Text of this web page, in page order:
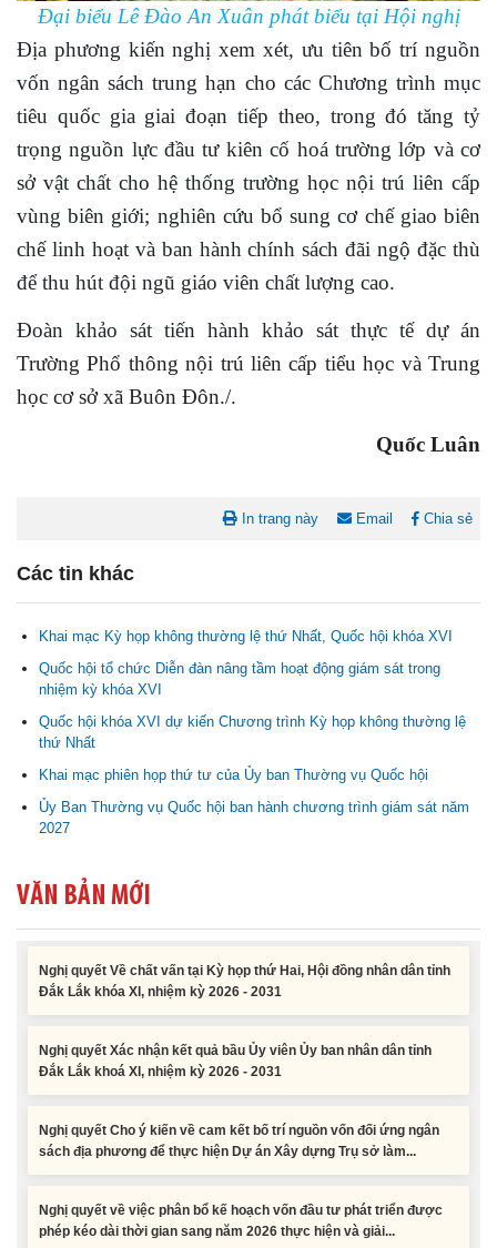
Đại biểu Lê Đào An Xuân phát biểu tại Hội nghị
Địa phương kiến nghị xem xét, ưu tiên bố trí nguồn
vốn ngân sách trung hạn cho các Chương trình mục
tiêu quốc gia giai đoạn tiếp theo, trong đó tăng tỷ
trọng nguồn lực đầu tư kiên cố hoá trường lớp và cơ
sở vật chất cho hệ thống trường học nội trú liên cấp
vùng biên giới; nghiên cứu bổ sung cơ chế giao biên
chế linh hoạt và ban hành chính sách đãi ngộ đặc thù
để thu hút đội ngũ giáo viên chất lượng cao.
Đoàn khảo sát tiến hành khảo sát thực tế dự án
Trường Phổ thông nội trú liên cấp tiểu học và Trung
học cơ sở xã Buôn Đôn./.
Quốc Luân
In trang này Email Chia sẻ
Các tin khác
Khai mạc Kỳ họp không thường lệ thứ Nhất, Quốc hội khóa XVI
Quốc hội tổ chức Diễn đàn nâng tầm hoạt động giám sát trong
nhiệm kỳ khóa XVI
Quốc hội khóa XVI dự kiến Chương trình Kỳ họp không thường lệ
thứ Nhất
Khai mạc phiên họp thứ tư của Ủy ban Thường vụ Quốc hội
Ủy Ban Thường vụ Quốc hội ban hành chương trình giám sát năm
2027
VĂN BẢN MỚI
Nghị quyết Cho ý kiến về cam kết bố trí nguồn vốn đối ứng ngân
sách địa phương để thực hiện Dự án Xây dựng Trụ sở làm...
Nghị quyết về việc phân bổ kế hoạch vốn đầu tư phát triển được
phép kéo dài thời gian sang năm 2026 thực hiện và giải...
công năm 2026 nguồn vốn ngân sách địa phương (đợt 2)
Nghị quyết Xác nhận kết quả bầu Ủy viên Ủy ban nhân dân tỉnh
Nghị quyết Cho ý kiến về cam kết bố trí nguồn vốn đối ứng ngân
Nghị quyết về việc phân bổ kế hoạch vốn đầu tư phát triển được